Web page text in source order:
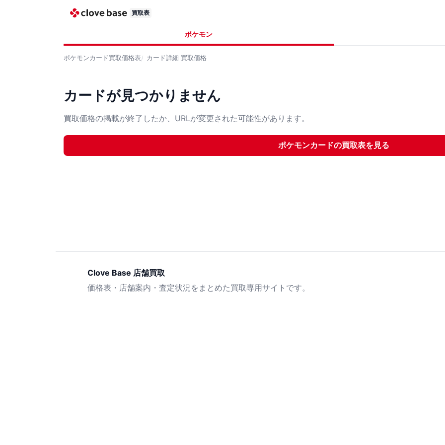
買取表
ポケモン
ポケモンカード買取価格表 カード詳細 買取価格
カードが見つかりません
買取価格の掲載が終了したか、URLが変更された可能性があります。
ポケモンカードの買取表を見る
Clove Base 店舗買取
価格表・店舗案内・査定状況をまとめた買取専用サイトです。